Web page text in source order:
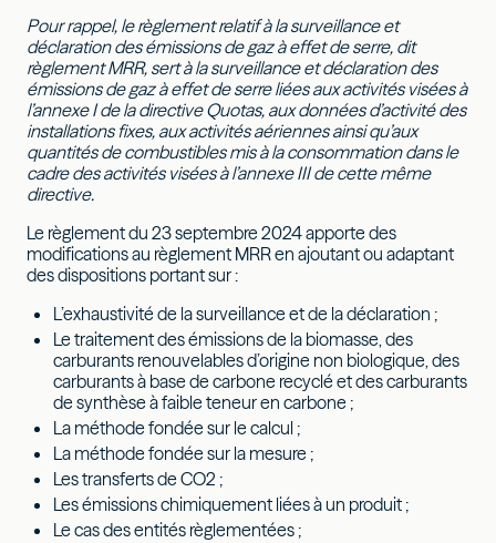
Pour rappel, le règlement relatif à la surveillance et
déclaration des émissions de gaz à effet de serre, dit
règlement MRR, sert à la surveillance et déclaration des
émissions de gaz à effet de serre liées aux activités visées à
l’annexe I de la directive Quotas, aux données d’activité des
installations fixes, aux activités aériennes ainsi qu’aux
quantités de combustibles mis à la consommation dans le
cadre des activités visées à l’annexe III de cette même
directive.
Le règlement du 23 septembre 2024 apporte des
modifications au règlement MRR en ajoutant ou adaptant
des dispositions portant sur :
L’exhaustivité de la surveillance et de la déclaration ;
Le traitement des émissions de la biomasse, des
carburants renouvelables d’origine non biologique, des
carburants à base de carbone recyclé et des carburants
de synthèse à faible teneur en carbone ;
La méthode fondée sur le calcul ;
La méthode fondée sur la mesure ;
Les transferts de CO2 ;
Les émissions chimiquement liées à un produit ;
Le cas des entités règlementées ;